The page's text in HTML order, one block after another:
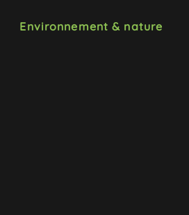
Environnement & nature